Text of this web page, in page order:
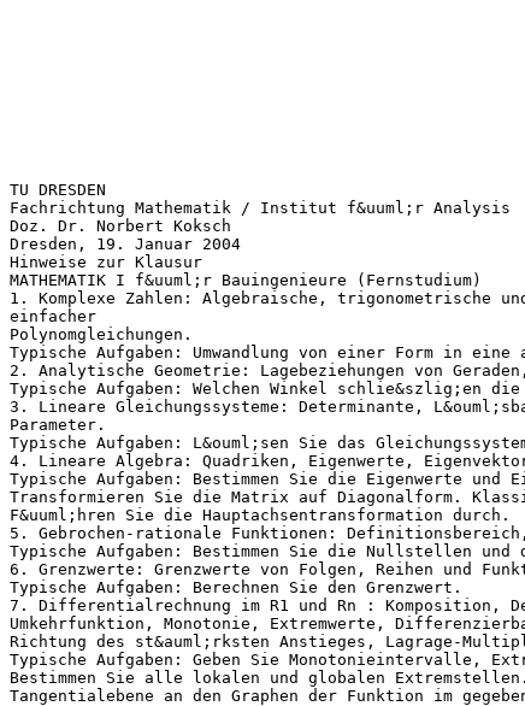
TU DRESDEN
Fachrichtung Mathematik / Institut f&uuml;r Analysis
Doz. Dr. Norbert Koksch
Dresden, 19. Januar 2004
Hinweise zur Klausur
MATHEMATIK I f&uuml;r Bauingenieure (Fernstudium)
1. Komplexe Zahlen: Algebraische, trigonometrische
einfacher
Polynomgleichungen.
Typische Aufgaben: Umwandlung von einer Form in eine
2. Analytische Geometrie: Lagebeziehungen von
Typische Aufgaben: Welchen Winkel schlie&szlig;en
3. Lineare Gleichungssysteme: Determinante,
Parameter.
Typische Aufgaben: L&ouml;sen Sie das
4. Lineare Algebra: Quadriken, Eigenwerte,
Typische Aufgaben: Bestimmen Sie die Eigenwerte und
Transformieren Sie die Matrix auf Diagonalform.
F&uuml;hren Sie die Hauptachsentransformation durch.
5. Gebrochen-rationale Funktionen:
Typische Aufgaben: Bestimmen Sie die Nullstellen
6. Grenzwerte: Grenzwerte von Folgen, Reihen und
Typische Aufgaben: Berechnen Sie den Grenzwert.
7. Differentialrechnung im R1 und Rn : Komposition,
Umkehrfunktion, Monotonie, Extremwerte,
Richtung des st&auml;rksten Anstieges, Lagrage-
Typische Aufgaben: Geben Sie Monotonieintervalle,
Bestimmen Sie alle lokalen und globalen
Tangentialebene an den Graphen der Funktion im